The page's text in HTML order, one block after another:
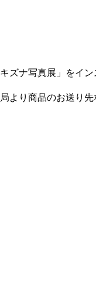
ズナ写真展」をイ
より商品のお送り